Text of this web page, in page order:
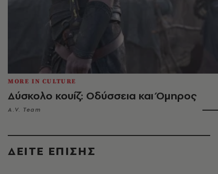
MORE IN CULTURE
Δύσκολο κουίζ: Οδύσσεια και Όμηρος
A.V. Team
ΔΕΙΤΕ ΕΠΙΣΗΣ